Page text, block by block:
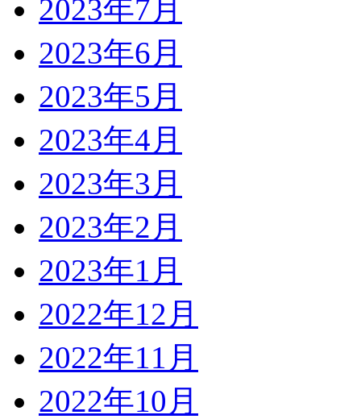
2023年7月
2023年6月
2023年5月
2023年4月
2023年3月
2023年2月
2023年1月
2022年12月
2022年11月
2022年10月